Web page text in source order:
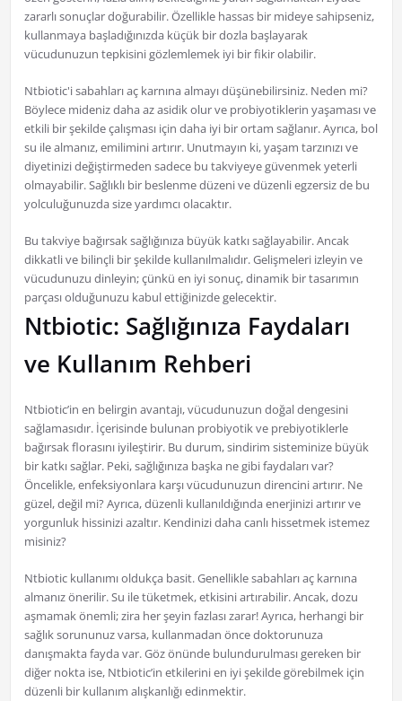
zararlı sonuçlar doğurabilir. Özellikle hassas bir mideye sahipseniz,
kullanmaya başladığınızda küçük bir dozla başlayarak
vücudunuzun tepkisini gözlemlemek iyi bir fikir olabilir.
Ntbiotic'i sabahları aç karnına almayı düşünebilirsiniz. Neden mi?
Böylece mideniz daha az asidik olur ve probiyotiklerin yaşaması ve
etkili bir şekilde çalışması için daha iyi bir ortam sağlanır. Ayrıca, bol
su ile almanız, emilimini artırır. Unutmayın ki, yaşam tarzınızı ve
diyetinizi değiştirmeden sadece bu takviyeye güvenmek yeterli
olmayabilir. Sağlıklı bir beslenme düzeni ve düzenli egzersiz de bu
yolculuğunuzda size yardımcı olacaktır.
Bu takviye bağırsak sağlığınıza büyük katkı sağlayabilir. Ancak
dikkatli ve bilinçli bir şekilde kullanılmalıdır. Gelişmeleri izleyin ve
vücudunuzu dinleyin; çünkü en iyi sonuç, dinamik bir tasarımın
parçası olduğunuzu kabul ettiğinizde gelecektir.
Ntbiotic: Sağlığınıza Faydaları
ve Kullanım Rehberi
Ntbiotic’in en belirgin avantajı, vücudunuzun doğal dengesini
sağlamasıdır. İçerisinde bulunan probiyotik ve prebiyotiklerle
bağırsak florasını iyileştirir. Bu durum, sindirim sisteminize büyük
bir katkı sağlar. Peki, sağlığınıza başka ne gibi faydaları var?
Öncelikle, enfeksiyonlara karşı vücudunuzun direncini artırır. Ne
güzel, değil mi? Ayrıca, düzenli kullanıldığında enerjinizi artırır ve
yorgunluk hissinizi azaltır. Kendinizi daha canlı hissetmek istemez
misiniz?
Ntbiotic kullanımı oldukça basit. Genellikle sabahları aç karnına
almanız önerilir. Su ile tüketmek, etkisini artırabilir. Ancak, dozu
aşmamak önemli; zira her şeyin fazlası zarar! Ayrıca, herhangi bir
sağlık sorununuz varsa, kullanmadan önce doktorunuza
danışmakta fayda var. Göz önünde bulundurulması gereken bir
diğer nokta ise, Ntbiotic’in etkilerini en iyi şekilde görebilmek için
düzenli bir kullanım alışkanlığı edinmektir.